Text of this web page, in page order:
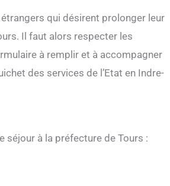
qui désirent prolonger leur
Il faut alors respecter les
à remplir et à accompagner
des services de l’Etat en Indre-
séjour à la préfecture de Tours :